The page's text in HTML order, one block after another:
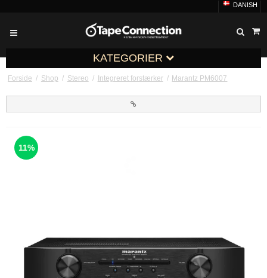
DANISH
KATEGORIER
Forside / Shop / Stereo / Integreret forstærker / Marantz PM6007
11%